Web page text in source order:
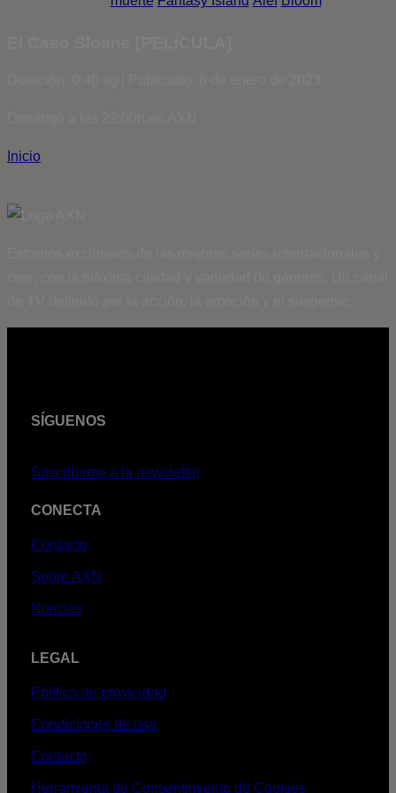
Inicio
SÍGUENOS
Suscribirme a la newsletter
CONECTA
Contacto
Sobre AXN
Noticias
LEGAL
Política de privacidad
Condiciones de uso
Contacto
Herramienta de Consentimiento de Cookies